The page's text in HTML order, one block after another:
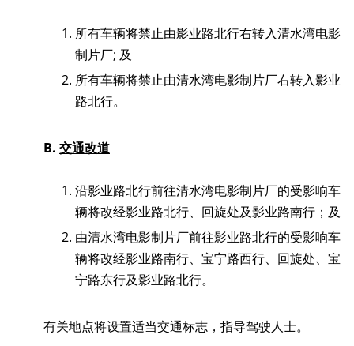
所有车辆将禁止由影业路北行右转入清水湾电影
制片厂; 及
所有车辆将禁止由清水湾电影制片厂右转入影业
路北行。
B. 交通改道
沿影业路北行前往清水湾电影制片厂的受影响车
辆将改经影业路北行、回旋处及影业路南行；及
由清水湾电影制片厂前往影业路北行的受影响车
辆将改经影业路南行、宝宁路西行、回旋处、宝
宁路东行及影业路北行。
有关地点将设置适当交通标志，指导驾驶人士。